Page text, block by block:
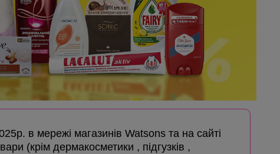
в мережі магазинів Watsons та на сайті
(крім дермакосметики , підгузків ,